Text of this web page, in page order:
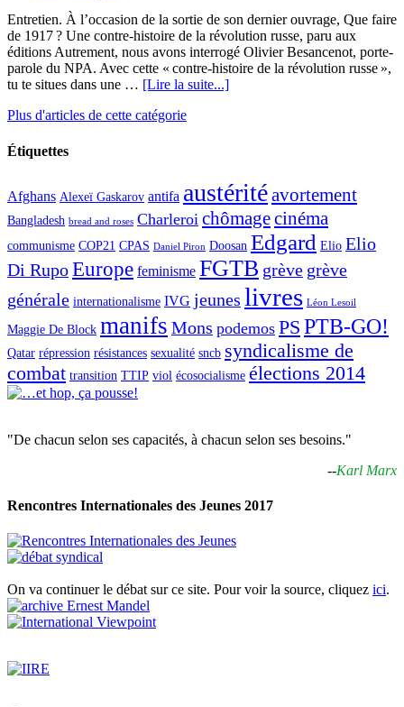
Entretien. À l’occasion de la sortie de son dernier ouvrage, Que faire
de 1917 ? Une contre-histoire de la révolution russe, paru aux
éditions Autrement, nous avons interrogé Olivier Besancenot, porte-
parole du NPA. Avec cette « contre-histoire de la révolution russe »,
tu te situes dans une … [Lire la suite...]
Plus d'articles de cette catégorie
Étiquettes
Afghans Alexeï Gaskarov antifa austéritéavortement
Bangladesh bread and roses Charleroi chômagecinéma
communisme COP21 CPAS Daniel Piron Doosan Edgard Elio Elio
Di RupoEurope feminisme FGTB grève grève
générale internationalisme IVG jeunes livres Léon Lesoil
Maggie De Block manifs Mons podemos PS PTB-GO!
Qatar répression résistances sexualité sncb syndicalisme de
combat transition TTIP viol écosocialisme élections 2014
"De chacun selon ses capacités, à chacun selon ses besoins."
--Karl Marx
Rencontres Internationales des Jeunes 2017
On va continuer le débat sur ce site. Pour voir la source, cliquez ici.